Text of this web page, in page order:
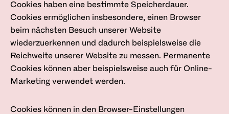
Cookies haben eine bestimmte Speicherdauer.
Cookies ermöglichen insbesondere, einen Browser
beim nächsten Besuch unserer Website
wiederzuerkennen und dadurch beispielsweise die
Reichweite unserer Website zu messen. Permanente
Cookies können aber beispielsweise auch für Online-
Marketing verwendet werden.
Cookies können in den Browser-Einstellungen